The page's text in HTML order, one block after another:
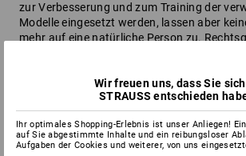
zur Verbesserung und zum Training der
Modelle eingesetzt werden, lassen aber
mehr auf eine natürliche Person zu.
Widerruf der Einwilligung zur
passgenaue Produktempfehlungen
Haben Sie sich zu einem früheren Zeitpunkt
personenbezogener Daten zur
Wir freuen uns, dass Sie
STRAUSS entschieden
Ihr optimales Shopping-Erlebnis ist unser Anliegen!
auf Sie abgestimmte Inhalte und ein reibungsloser
Aufgaben der Cookies und weiterer, von uns